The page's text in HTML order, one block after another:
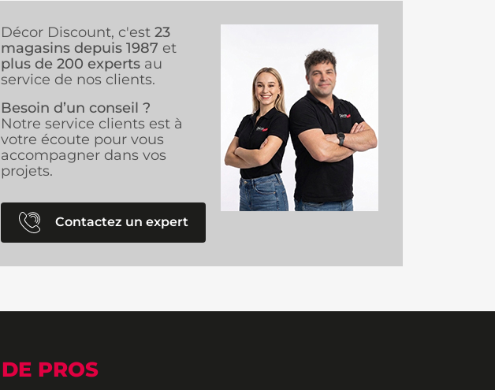
Décor Discount, c'est 23
magasins depuis 1987 et
plus de 200 experts au
service de nos clients.
Besoin d’un conseil ?
Notre service clients est à
votre écoute pour vous
accompagner dans vos
projets.
Contactez un expert
DE PROS